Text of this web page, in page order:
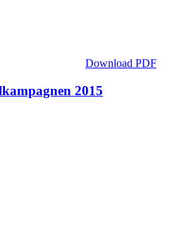
Download PDF
2015